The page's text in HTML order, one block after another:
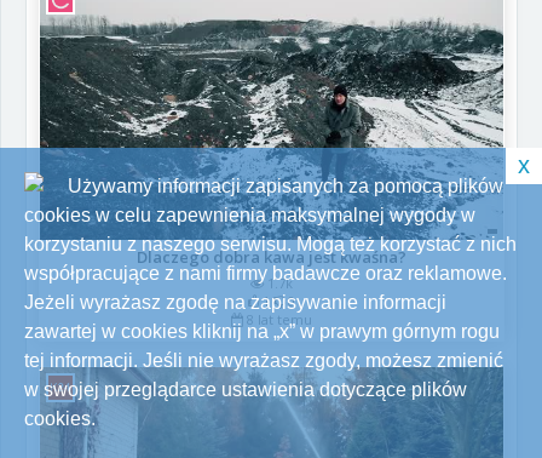
Dlaczego dobra kawa jest kwaśna?
1.7k
1 0
8 lat temu
Używamy informacji zapisanych za pomocą plików
cookies w celu zapewnienia maksymalnej wygody w
korzystaniu z naszego serwisu. Mogą też korzystać z nich
współpracujące z nami firmy badawcze oraz reklamowe.
Jeżeli wyrażasz zgodę na zapisywanie informacji
zawartej w cookies kliknij na „x” w prawym górnym rogu
tej informacji. Jeśli nie wyrażasz zgody, możesz zmienić
w swojej przeglądarce ustawienia dotyczące plików
cookies.
x